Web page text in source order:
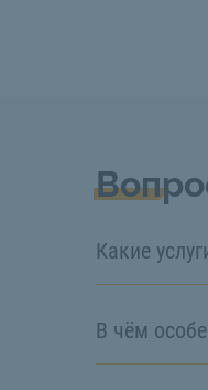
Какие
В чём